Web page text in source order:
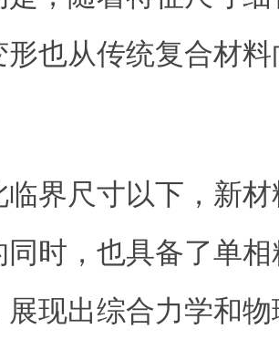
形也从传统复合材
尺寸以下，新材
同时，也具备了单
展现出综合力学和